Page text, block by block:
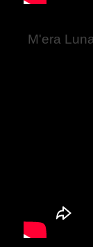
M'era